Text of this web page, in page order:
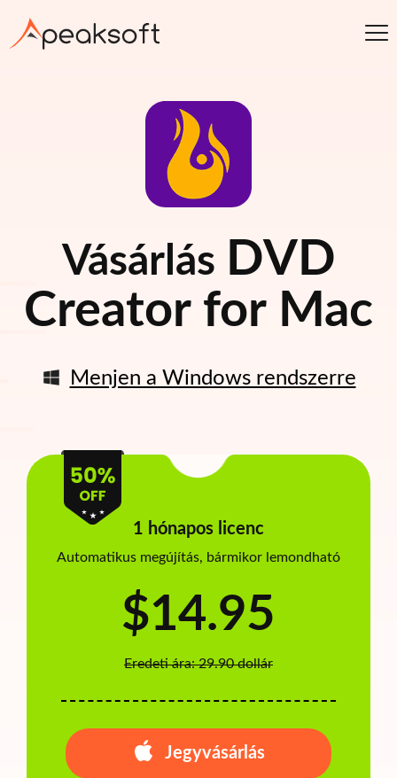
Vásárlás DVD
Creator for Mac
Menjen a Windows rendszerre
1 hónapos licenc
Automatikus megújítás, bármikor lemondható
$14.95
Eredeti ára: 29.90 dollár
Jegyvásárlás